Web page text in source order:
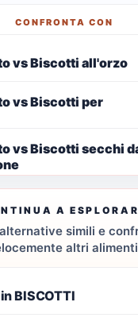
CONFRONTA CON
vs Biscotti all'orzo
vs Biscotti per
vs Biscotti secchi
A
simili e
altri
BISCOTTI